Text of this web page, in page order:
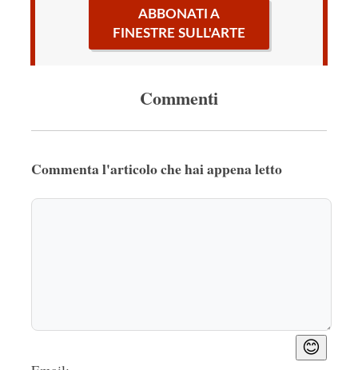
ABBONATI A
FINESTRE SULL'ARTE
Commenti
Commenta l'articolo che hai appena letto
😊